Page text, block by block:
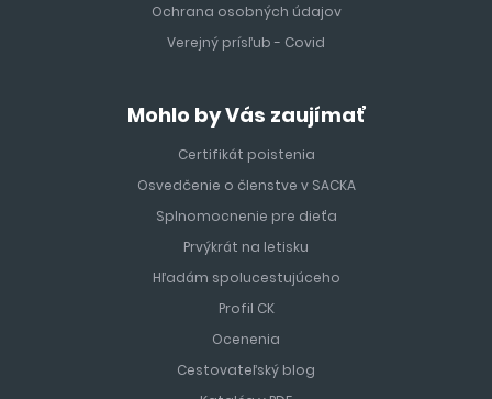
Ochrana osobných údajov
Verejný prísľub - Covid
Mohlo by Vás zaujímať
Certifikát poistenia
Osvedčenie o členstve v SACKA
Splnomocnenie pre dieťa
Prvýkrát na letisku
Hľadám spolucestujúceho
Profil CK
Ocenenia
Cestovateľský blog